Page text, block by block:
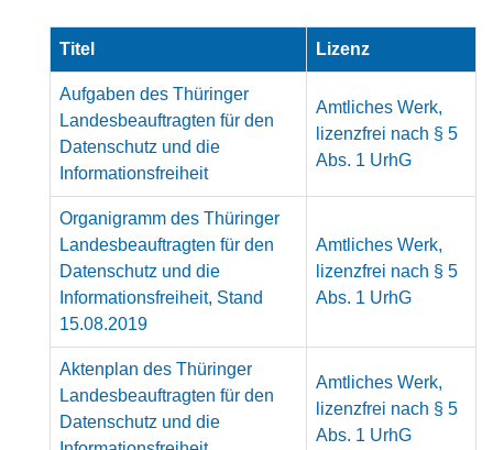
Titel Lizenz
Aufgaben des Thüringer
Landesbeauftragten für den
Datenschutz und die
Informationsfreiheit
Amtliches Werk,
lizenzfrei nach § 5
Abs. 1 UrhG
Organigramm des Thüringer
Landesbeauftragten für den
Datenschutz und die
Informationsfreiheit, Stand
15.08.2019
Amtliches Werk,
lizenzfrei nach § 5
Abs. 1 UrhG
Aktenplan des Thüringer
Landesbeauftragten für den
Datenschutz und die
Amtliches Werk,
lizenzfrei nach § 5
Abs. 1 UrhG